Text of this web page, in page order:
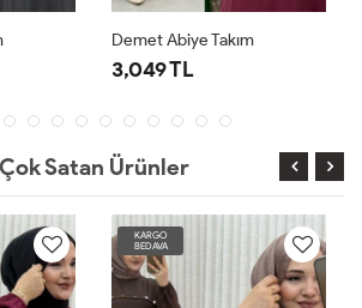
Demet Abiye Takım
3,049 TL
Çok Satan Ürünler
KARGO
BEDAVA